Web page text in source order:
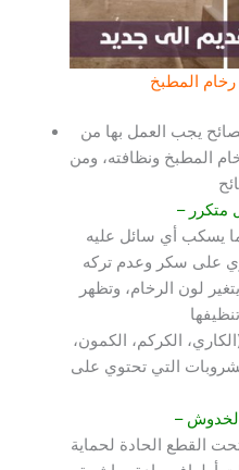
المطبخ
يجب العمل بها من
المطبخ ونظافته، ومن
متكرر
يسكب أي سائل عليه
على سكر وعدم تركه
لون الرخام، وتظهر
الكركم، الكمون،
التي تحتوي على
الخدوش
القطع الحادة لحماية